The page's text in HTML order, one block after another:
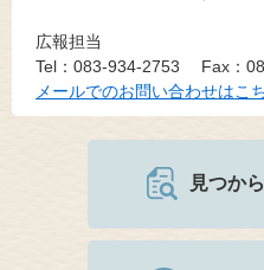
広報担当
Tel：083-934-2753
Fax：
メールでのお問い合わせはこ
見つか